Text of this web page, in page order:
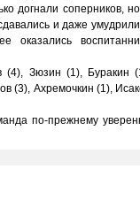
догнали соперников,
и даже
оказались
(4), Зюзин (1), Буракин
(3), Ахремочкин (1),
по-прежнему